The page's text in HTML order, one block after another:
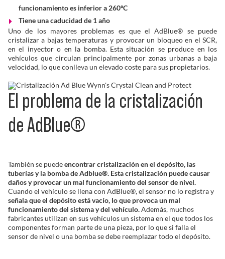
funcionamiento es inferior a 260ºC
Tiene una caducidad de 1 año
Uno de los mayores problemas es que el AdBlue® se puede
cristalizar a bajas temperaturas y provocar un bloqueo en el SCR,
en el inyector o en la bomba. Esta situación se produce en los
vehículos que circulan principalmente por zonas urbanas a baja
velocidad, lo que conlleva un elevado coste para sus propietarios.
El problema de la cristalización
de AdBlue®
También se puedeencontrar cristalización en el depósito, las
tuberías y la bomba de Adblue®. Esta cristalización puede causar
daños y provocar un mal funcionamiento del sensor de nivel.
Cuando el vehículo se llena con AdBlue®, el sensor no lo registra y
señala que el depósito está vacío, lo que provoca un mal
funcionamiento del sistema y del vehículo.Además, muchos
fabricantes utilizan en sus vehículos un sistema en el que todos los
componentes forman parte de una pieza, por lo que si falla el
sensor de nivel o una bomba se debe reemplazar todo el depósito.